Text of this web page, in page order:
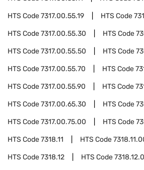
HTS Code7317.00.55.19 HTS Code
HTS Code7317.00.55.30 HTS Code
HTS Code7317.00.55.50 HTS Code
HTS Code7317.00.55.70 HTS Code
HTS Code7317.00.55.90 HTS Code
HTS Code7317.00.65.30 HTS Code
HTS Code7317.00.75.00 HTS Code
HTS Code7318.11 HTS Code
HTS Code7318.12 HTS Code